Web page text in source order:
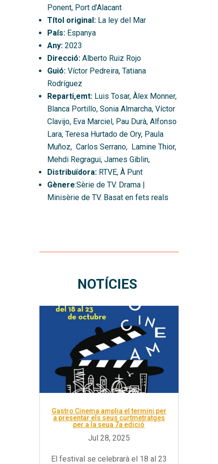
Ponent, Port d’Alacant
Títol original:La ley del Mar
País:Espanya
Any:2023
Direcció:Alberto Ruiz Rojo
Guió:Víctor Pedreira, Tatiana
Rodríguez
Reparti,emt:Luis Tosar, Àlex Monner,
Blanca Portillo, Sonia Almarcha, Víctor
Clavijo, Eva Marciel, Pau Durà, Alfonso
Lara, Teresa Hurtado de Ory, Paula
Muñoz, Carlos Serrano, Lamine Thior,
Mehdi Regragui, James Giblin,
Distribuïdora:RTVE, À Punt
Gènere:Sèrie de TV. Drama |
Minisèrie de TV. Basat en fets reals
NOTÍCIES
Gastro Cinema amplia el termini per
a presentar els seus curtmetratges
per a la seua 7a edició
El festival se celebrarà el 18 al 23